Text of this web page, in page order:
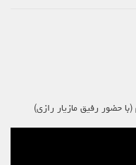
حضور رفیق مازیار رازی)